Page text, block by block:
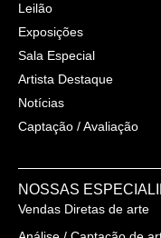
Leilão
Exposições
Sala Especial
Artista Destaque
Notícias
Captação / Avaliação
NOSSAS
Vendas Diretas de arte